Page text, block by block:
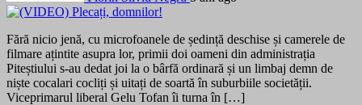
Fără nicio jenă, cu microfoanele de ședință deschise și camerele de
filmare ațintite asupra lor, primii doi oameni din administrația
Piteștiului s-au dedat joi la o bârfă ordinară și un limbaj demn de
niște cocalari cocliți și uitați de soartă în suburbiile societății.
Viceprimarul liberal Gelu Tofan îi turna în […]